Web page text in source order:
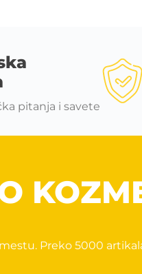
pitanja i savete
Preko 5000